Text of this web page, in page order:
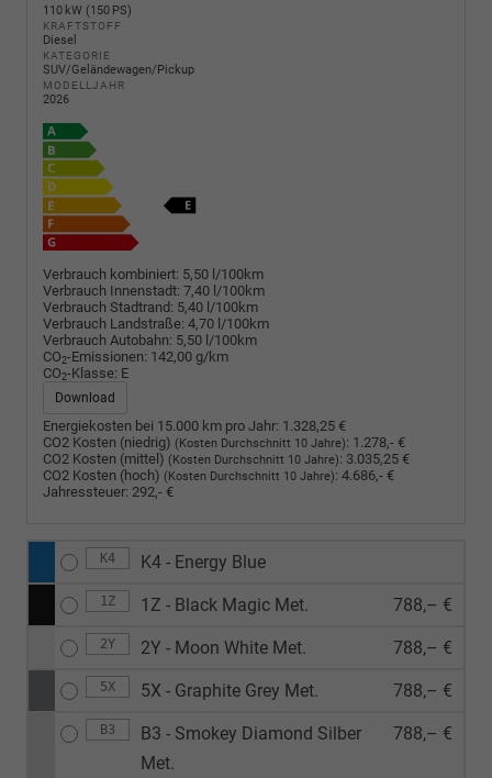
110 kW (150 PS)
KRAFTSTOFF
Diesel
KATEGORIE
SUV/Geländewagen/Pickup
MODELLJAHR
2026
Verbrauch kombiniert: 5,50 l/100km
Verbrauch Innenstadt: 7,40 l/100km
Verbrauch Stadtrand: 5,40 l/100km
Verbrauch Landstraße: 4,70 l/100km
Verbrauch Autobahn: 5,50 l/100km
CO2-Emissionen: 142,00 g/km
CO2-Klasse: E
Download
Energiekosten bei 15.000 km pro Jahr: 1.328,25 €
CO2 Kosten (niedrig) (Kosten Durchschnitt 10 Jahre): 1.278,- €
CO2 Kosten (mittel) (Kosten Durchschnitt 10 Jahre): 3.035,25 €
CO2 Kosten (hoch) (Kosten Durchschnitt 10 Jahre): 4.686,- €
Jahressteuer: 292,- €
K4 K4 - Energy Blue
1Z 1Z - Black Magic Met. 788,– €
2Y 2Y - Moon White Met. 788,– €
5X 5X - Graphite Grey Met. 788,– €
B3
B3 - Smokey Diamond Silber
Met.
788,– €